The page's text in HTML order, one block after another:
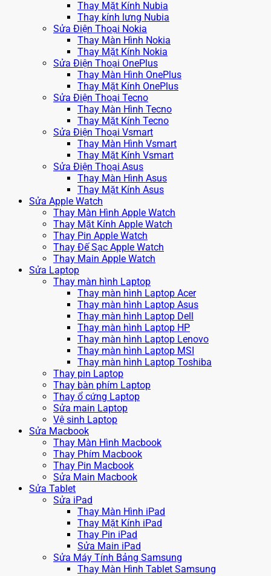
Thay Mặt Kính Nubia
Thay kính lưng Nubia
Sửa Điện Thoại Nokia
Thay Màn Hình Nokia
Thay Mặt Kính Nokia
Sửa Điện Thoại OnePlus
Thay Màn Hình OnePlus
Thay Mặt Kính OnePlus
Sửa Điện Thoại Tecno
Thay Màn Hình Tecno
Thay Mặt Kính Tecno
Sửa Điện Thoại Vsmart
Thay Màn Hình Vsmart
Thay Mặt Kính Vsmart
Sửa Điện Thoại Asus
Thay Màn Hình Asus
Thay Mặt Kính Asus
Sửa Apple Watch
Thay Màn Hình Apple Watch
Thay Mặt Kính Apple Watch
Thay Pin Apple Watch
Thay Đế Sạc Apple Watch
Thay Main Apple Watch
Sửa Laptop
Thay màn hình Laptop
Thay màn hình Laptop Acer
Thay màn hình Laptop Asus
Thay màn hình Laptop Dell
Thay màn hình Laptop HP
Thay màn hình Laptop Lenovo
Thay màn hình Laptop MSI
Thay màn hình Laptop Toshiba
Thay pin Laptop
Thay bàn phím Laptop
Thay ổ cứng Laptop
Sửa main Laptop
Vệ sinh Laptop
Sửa Macbook
Thay Màn Hình Macbook
Thay Phím Macbook
Thay Pin Macbook
Sửa Main Macbook
Sửa Tablet
Sửa iPad
Thay Màn Hình iPad
Thay Mặt Kính iPad
Thay Pin iPad
Sửa Main iPad
Sửa Máy Tính Bảng Samsung
Thay Màn Hình Tablet Samsung